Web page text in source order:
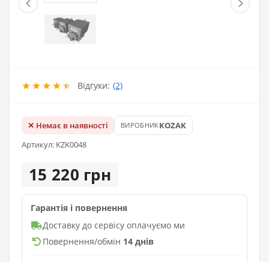
Відгуки: (2)
✕ Немає в наявності ВИРОБНИКKOZAK
Артикул: KZK0048
15 220 грн
Гарантія і повернення
Доставку до сервісу оплачуємо ми
Повернення/обмін 14 днів